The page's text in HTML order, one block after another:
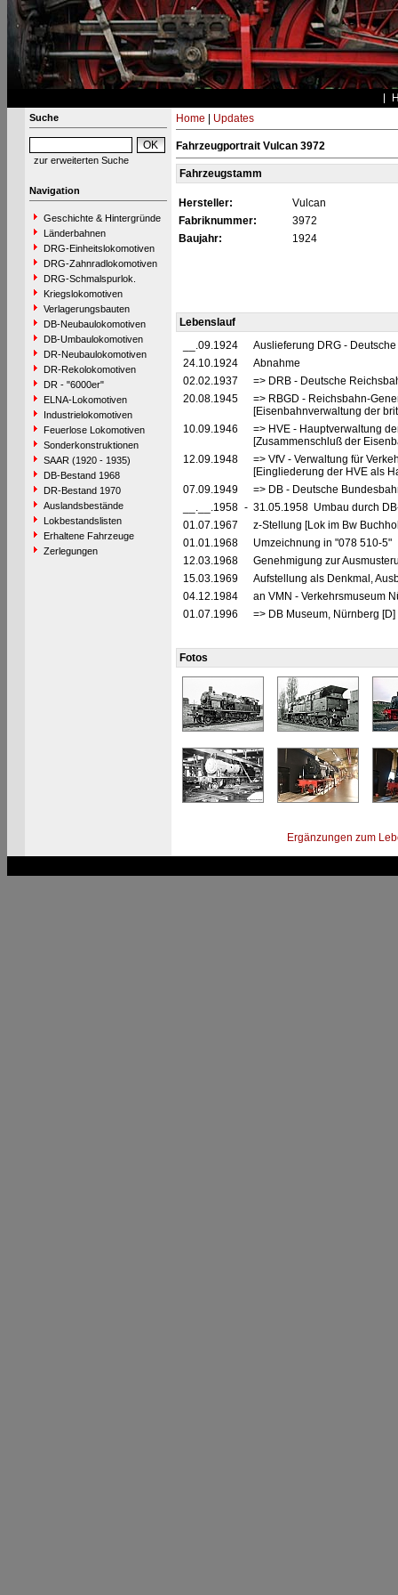
Suche
zur erweiterten Suche
Navigation
Geschichte & Hintergründe
Länderbahnen
DRG-Einheitslokomotiven
DRG-Zahnradlokomotiven
DRG-Schmalspurlok.
Kriegslokomotiven
Verlagerungsbauten
DB-Neubaulokomotiven
DB-Umbaulokomotiven
DR-Neubaulokomotiven
DR-Rekolokomotiven
DR - "6000er"
ELNA-Lokomotiven
Industrielokomotiven
Feuerlose Lokomotiven
Sonderkonstruktionen
SAAR (1920 - 1935)
DB-Bestand 1968
DR-Bestand 1970
Auslandsbestände
Lokbestandslisten
Erhaltene Fahrzeuge
Zerlegungen
Home Updates
Fahrzeugportrait Vulcan 3972
Fahrzeugstamm
Hersteller:
Vulcan
Fabriknummer:
3972
Baujahr:
1924
Lebenslauf
__.09.1924
Auslieferung DRG -
24.10.1924
Abnahme
02.02.1937
=> DRB - Deutsche
20.08.1945
=> RBGD - Reichsbahn-
[Eisenbahnverwaltung der
10.09.1946
=> HVE - Hauptverwaltung
[Zusammenschluß der
12.09.1948
=> VfV - Verwaltung für
[Eingliederung der HVE als
07.09.1949
=> DB - Deutsche
__.__.1958 - 31.05.1958 Umbau durch
01.07.1967
z-Stellung [Lok im Bw
01.01.1968
Umzeichnung in "078 510-5"
12.03.1968
Genehmigung zur
15.03.1969
Aufstellung als Denkmal,
04.12.1984
an VMN - Verkehrsmuseum
01.07.1996
=> DB Museum, Nürnberg
Fotos
Ergänzungen zum